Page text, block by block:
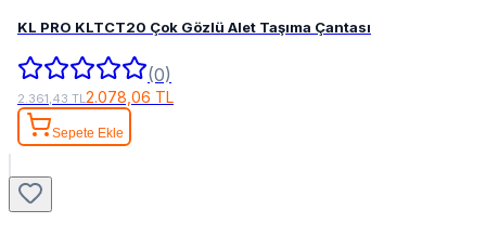
KL PRO KLTCT20 Çok Gözlü Alet Taşıma Çantası
(0)
2.361,43 TL 2.078,06 TL
Sepete Ekle